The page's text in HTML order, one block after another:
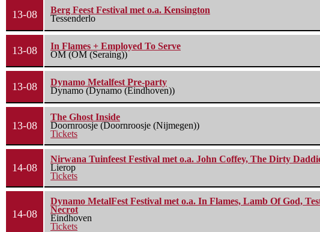
13-08
Berg Feest Festival met o.a. Kensington
Tessenderlo
13-08
In Flames + Employed To Serve
OM (OM (Seraing))
13-08
Dynamo Metalfest Pre-party
Dynamo (Dynamo (Eindhoven))
13-08
The Ghost Inside
Doornroosje (Doornroosje (Nijmegen))
Tickets
14-08
Nirwana Tuinfeest Festival met o.a. John Coffey, The Dirty
Lierop
Tickets
14-08
Dynamo MetalFest Festival met o.a. In Flames, Lamb Of God,
Necrot
Eindhoven
Tickets